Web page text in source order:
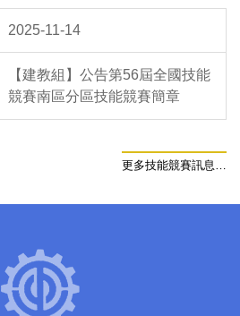
2025-11-14
【建教組】公告第56屆全國技能
競賽南區分區技能競賽簡章
更多技能競賽訊息…